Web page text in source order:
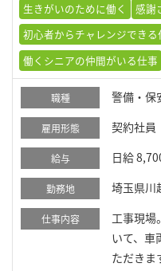
生きがいのために働く
感謝
初心者からチャレンジできる
働くシニアの仲間がいる仕事
職種 警備・保
雇用形態 契約社員
給与 日給
勤務地 埼玉県川
仕事内容
工事現場
いて、車
ただきま